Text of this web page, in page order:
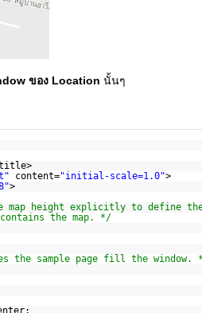
ของ Location นั้นๆ
title>
content="initial-scale=1.0">
>
map height explicitly to define
the map. */
the sample page fill the window.